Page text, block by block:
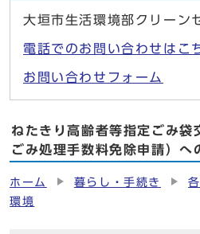
大垣市生活環境部クリーン
電話でのお問い合わせはこ
お問い合わせフォーム
ねたきり高齢者等指定ごみ袋
ごみ処理手数料免除申請）へ
ホーム 暮らし・手続き
環境